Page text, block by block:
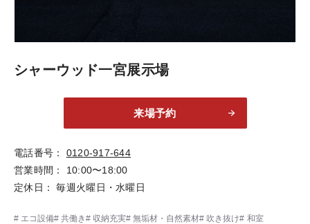
シャーウッド一宮展示場
来場予約
電話番号
0120-917-644
営業時間
10:00〜18:00
定休日
毎週火曜日・水曜日
エコ設備 共働き 収納充実 無垢材・自然素材 吹き抜け
和室